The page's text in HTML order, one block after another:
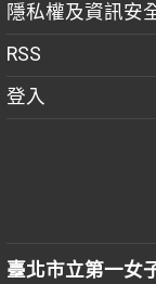
隱私權及資訊安
RSS
登入
臺北市立第一女